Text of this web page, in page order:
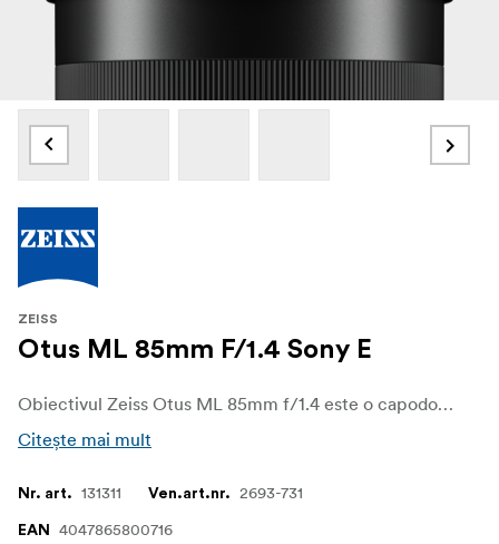
ZEISS
Otus ML 85mm F/1.4 Sony E
Obiectivul Zeiss Otus ML 85mm f/1.4 este o capodoperă a preciziei optice creată pentru camerele mirrorless full-frame. Disponibil în monturile Sony E, Canon RF și Nikon Z, acest obiectiv prim cu focalizare manuală este adaptat pentru profesioniști și entuziaști care solicită o calitate excepțională a imaginii și o atenție meticuloasă la detalii.
Citește mai mult
Nr. art. 131311 Ven.art.nr. 2693-731
EAN 4047865800716